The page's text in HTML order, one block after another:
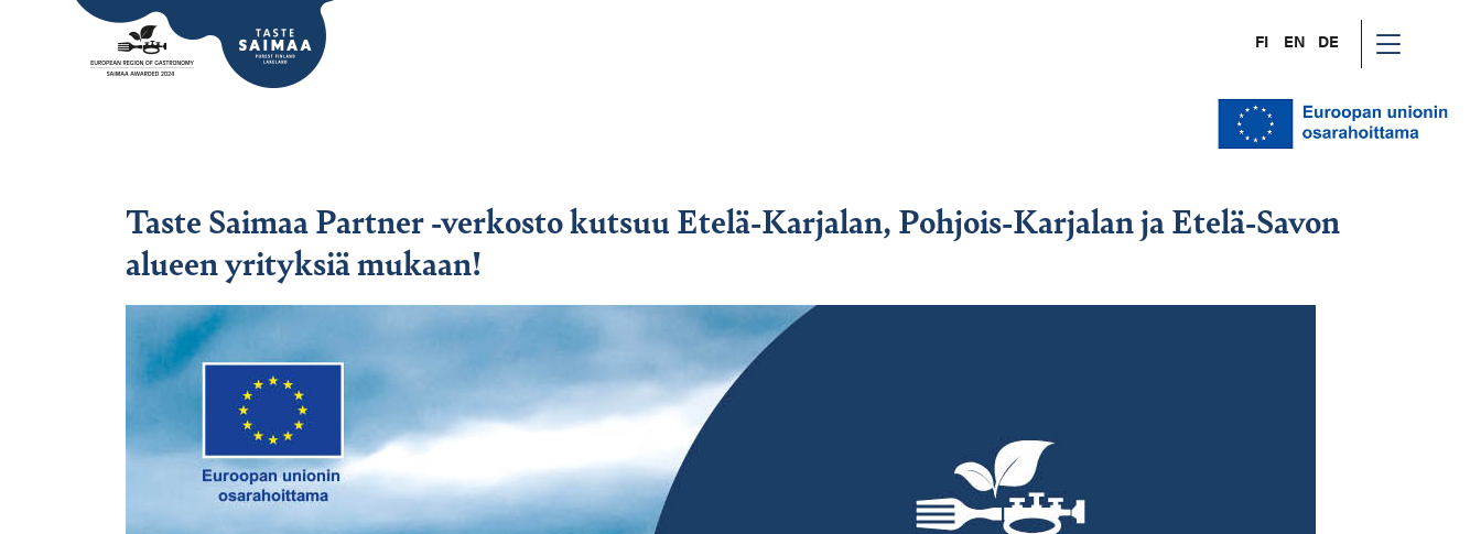
FI EN DE
Taste Saimaa Partner -verkosto kutsuu Etelä-Karjalan, Pohjois-Karjalan ja Etelä-Savon
alueen yrityksiä mukaan!